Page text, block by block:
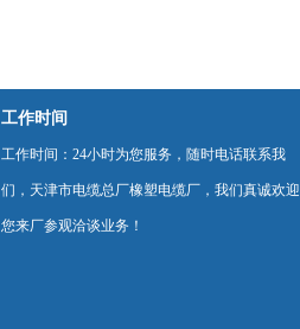
工作时间
工作时间：24小时为您服务，随时电话联系我
们，天津市电缆总厂橡塑电缆厂，我们真诚欢迎
您来厂参观洽谈业务！